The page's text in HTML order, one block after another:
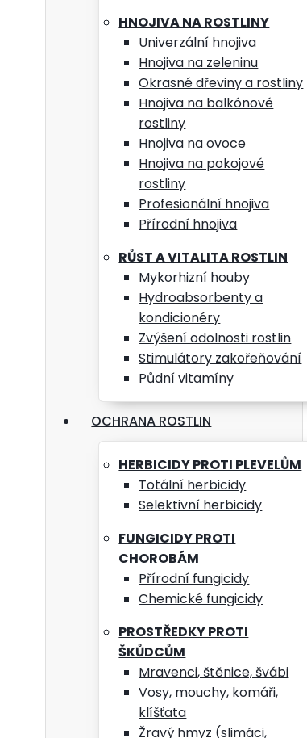
HNOJIVA NA ROSTLINY
Univerzální hnojiva
Hnojiva na zeleninu
Okrasné dřeviny a rostliny
Hnojiva na balkónové
rostliny
Hnojiva na ovoce
Hnojiva na pokojové
rostliny
Profesionální hnojiva
Přírodní hnojiva
RŮST A VITALITA ROSTLIN
Mykorhizní houby
Hydroabsorbenty a
kondicionéry
Zvýšení odolnosti rostlin
Stimulátory zakořeňování
Půdní vitamíny
OCHRANA ROSTLIN
HERBICIDY PROTI PLEVELŮM
Totální herbicidy
Selektivní herbicidy
FUNGICIDY PROTI
CHOROBÁM
Přírodní fungicidy
Chemické fungicidy
PROSTŘEDKY PROTI
ŠKŮDCŮM
Mravenci, štěnice, švábi
Vosy, mouchy, komáři,
klíšťata
Žravý hmyz (slimáci,